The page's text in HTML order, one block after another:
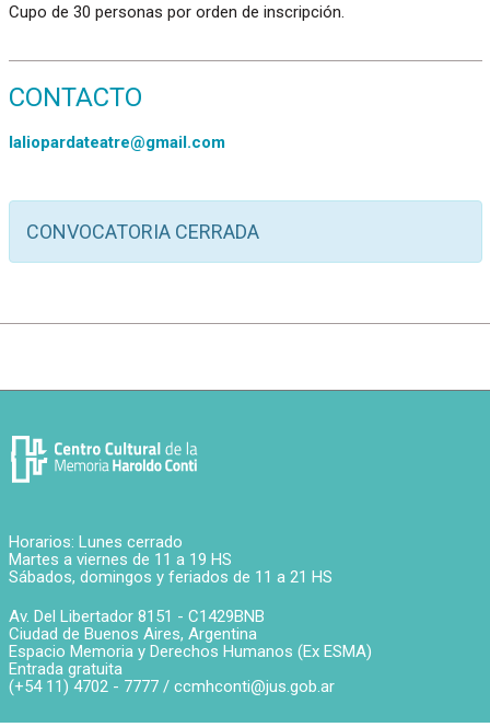
Cupo de 30 personas por orden de inscripción.
CONTACTO
laliopardateatre@gmail.com
CONVOCATORIA CERRADA
Horarios: Lunes cerrado
Martes a viernes de 11 a 19 HS
Sábados, domingos y feriados de 11 a 21 HS
Av. Del Libertador 8151 - C1429BNB
Ciudad de Buenos Aires, Argentina
Espacio Memoria y Derechos Humanos (Ex ESMA)
Entrada gratuita
(+54 11) 4702 - 7777 / ccmhconti@jus.gob.ar